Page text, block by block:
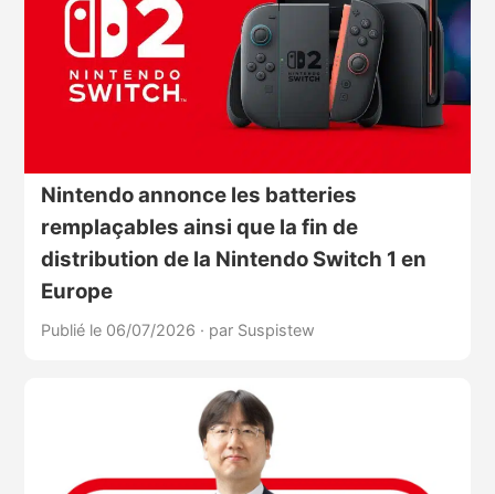
Nintendo annonce les batteries
remplaçables ainsi que la fin de
distribution de la Nintendo Switch 1 en
Europe
Publié le 06/07/2026 · par Suspistew